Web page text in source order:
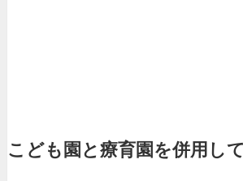
こども園と療育園を併用し